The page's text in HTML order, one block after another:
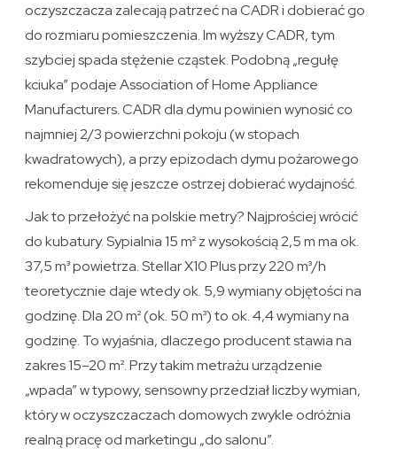
oczyszczacza zalecają patrzeć na CADR i dobierać go
do rozmiaru pomieszczenia. Im wyższy CADR, tym
szybciej spada stężenie cząstek. Podobną „regułę
kciuka” podaje Association of Home Appliance
Manufacturers. CADR dla dymu powinien wynosić co
najmniej 2/3 powierzchni pokoju (w stopach
kwadratowych), a przy epizodach dymu pożarowego
rekomenduje się jeszcze ostrzej dobierać wydajność.
Jak to przełożyć na polskie metry? Najprościej wrócić
do kubatury. Sypialnia 15 m² z wysokością 2,5 m ma ok.
37,5 m³ powietrza. Stellar X10 Plus przy 220 m³/h
teoretycznie daje wtedy ok. 5,9 wymiany objętości na
godzinę. Dla 20 m² (ok. 50 m³) to ok. 4,4 wymiany na
godzinę. To wyjaśnia, dlaczego producent stawia na
zakres 15–20 m². Przy takim metrażu urządzenie
„wpada” w typowy, sensowny przedział liczby wymian,
który w oczyszczaczach domowych zwykle odróżnia
realną pracę od marketingu „do salonu”.